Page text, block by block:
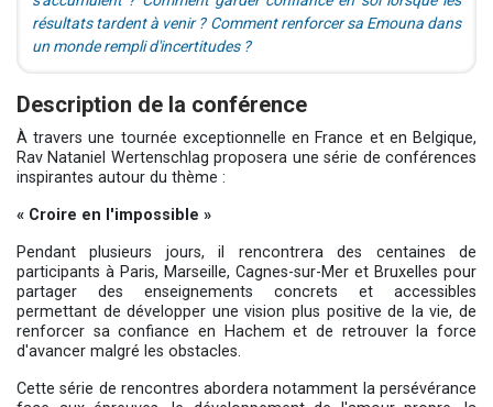
résultats tardent à venir ? Comment renforcer sa Emouna dans
un monde rempli d'incertitudes ?
Description de la conférence
À travers une tournée exceptionnelle en France et en Belgique,
Rav Nataniel Wertenschlag proposera une série de conférences
inspirantes autour du thème :
« Croire en l'impossible »
Pendant plusieurs jours, il rencontrera des centaines de
participants à Paris, Marseille, Cagnes-sur-Mer et Bruxelles pour
partager des enseignements concrets et accessibles
permettant de développer une vision plus positive de la vie, de
renforcer sa confiance en Hachem et de retrouver la force
d'avancer malgré les obstacles.
Cette série de rencontres abordera notamment la persévérance